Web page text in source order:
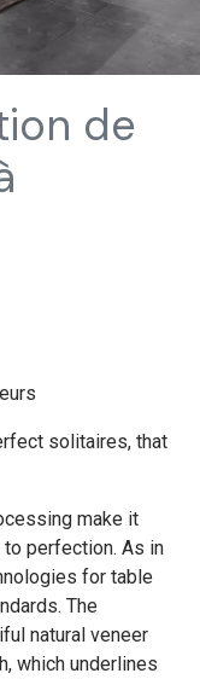
de
solitaires, that
make it
perfection. As in
for table
The
natural veneer
which underlines